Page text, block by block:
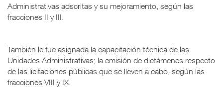
Administrativas adscritas y su mejoramiento, según las
fracciones II y III.
También le fue asignada la capacitación técnica de las
Unidades Administrativas; la emisión de dictámenes respecto
de las licitaciones públicas que se lleven a cabo, según las
fracciones VIII y IX.